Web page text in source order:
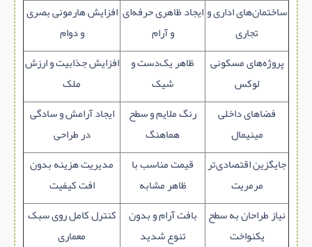
ساختمان‌های اداری و
تجاری
ایجاد ظاهری حرفه‌ای
و آرام
افزایش هارمونی بصری
و دوام
پروژه‌های مسکونی
لوکس
ظاهر یک‌دست و
شیک
افزایش جذابیت و ارزش
ملک
فضاهای داخلی
مینیمال
رنگ ملایم و سطح
هماهنگ
ایجاد آرامش و سادگی
در طراحی
جایگزین اقتصادی‌تر
مرمریت
قیمت مناسب با
ظاهر مشابه
مدیریت هزینه بدون
افت کیفیت
نیاز طراحان به سطح
یکنواخت
بافت آرام و بدون
تنوع شدید
کنترل کامل روی سبک
معماری